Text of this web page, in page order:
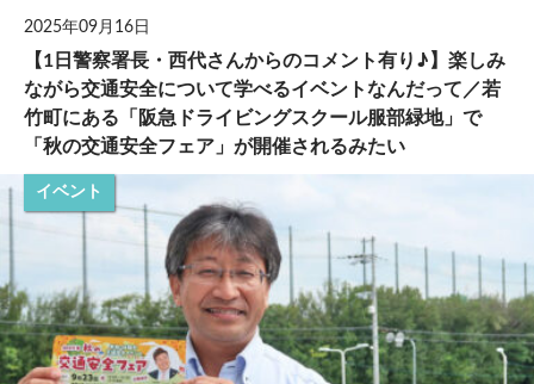
2025年09月16日
【1日警察署長・西代さんからのコメント有り♪】楽しみ
ながら交通安全について学べるイベントなんだって／若
竹町にある「阪急ドライビングスクール服部緑地」で
「秋の交通安全フェア」が開催されるみたい
イベント